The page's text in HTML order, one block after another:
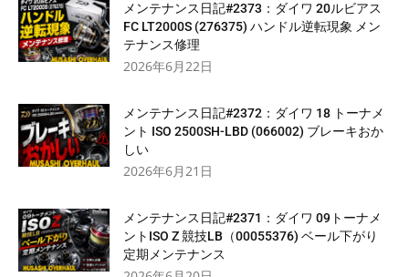
メンテナンス日記#2373：ダイワ 20ルビアス
FC LT2000S (276375) ハンドル逆転現象 メン
テナンス修理
2026年6月22日
メンテナンス日記#2372：ダイワ 18 トーナメ
ント ISO 2500SH-LBD (066002) ブレーキおか
しい
2026年6月21日
メンテナンス日記#2371：ダイワ 09トーナメ
ントISO Z 競技LB（00055376) ベール下がり
定期メンテナンス